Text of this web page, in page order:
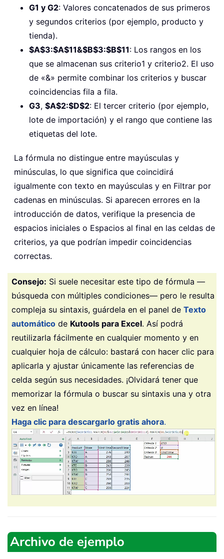
G1 y G2: Valores concatenados de sus primeros
y segundos criterios (por ejemplo, producto y
tienda).
$A$3:$A$11&$B$3:$B$11: Los rangos en los
que se almacenan sus criterio1 y criterio2. El uso
de «&» permite combinar los criterios y buscar
coincidencias fila a fila.
G3, $A$2:$D$2: El tercer criterio (por ejemplo,
lote de importación) y el rango que contiene las
etiquetas del lote.
La fórmula no distingue entre mayúsculas y
minúsculas, lo que significa que coincidirá
igualmente con texto en mayúsculas y en Filtrar por
cadenas en minúsculas. Si aparecen errores en la
introducción de datos, verifique la presencia de
espacios iniciales o Espacios al final en las celdas de
criterios, ya que podrían impedir coincidencias
correctas.
Consejo: Si suele necesitar este tipo de fórmula —
búsqueda con múltiples condiciones— pero le resulta
compleja su sintaxis, guárdela en el panel de Texto
automático de Kutools para Excel. Así podrá
reutilizarla fácilmente en cualquier momento y en
cualquier hoja de cálculo: bastará con hacer clic para
aplicarla y ajustar únicamente las referencias de
celda según sus necesidades. ¡Olvidará tener que
memorizar la fórmula o buscar su sintaxis una y otra
vez en línea!
Haga clic para descargarlo gratis ahora.
Archivo de ejemplo